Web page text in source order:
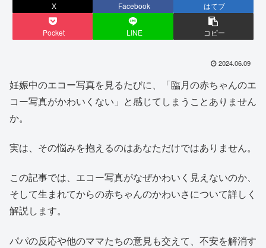
X Facebook はてブ
Pocket LINE コピー
2024.06.09
妊娠中のエコー写真を見るたびに、「臨月の赤ちゃんのエ
コー写真がかわいくない」と感じてしまうことありません
か。
実は、その悩みを抱えるのはあなただけではありません。
この記事では、エコー写真がなぜかわいく見えないのか、
そして生まれてからの赤ちゃんのかわいさについて詳しく
解説します。
パパの反応や他のママたちの意見も交えて、不安を解消す